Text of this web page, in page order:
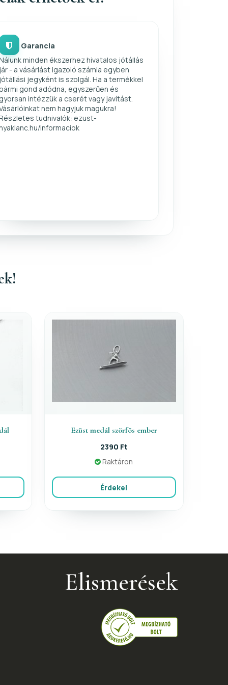
Garancia
minden ékszerhez hivatalos jótállás
jár - a vásárlást igazoló számla egyben
jótállási jegyként is szolgál. Ha a termékkel
gond adódna, egyszerűen és
gyorsan intézzük a cserét vagy javítást.
nem hagyjuk magukra!
tudnivalók: ezust-
informaciok
Ezüst medál szörfös ember
2390 Ft
Raktáron
Érdekel
Elismerések